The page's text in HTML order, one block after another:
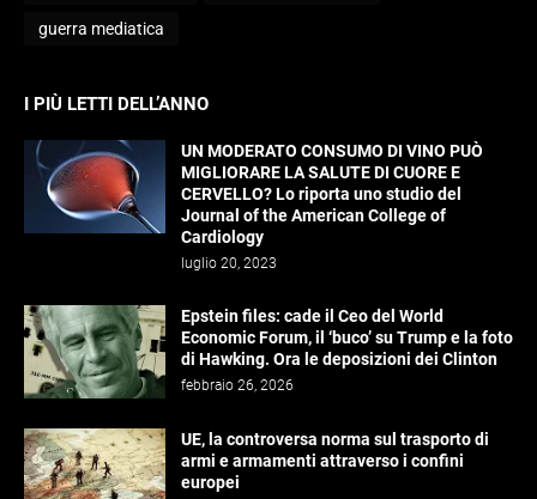
guerra mediatica
I PIÙ LETTI DELL’ANNO
UN MODERATO CONSUMO DI VINO PUÒ
MIGLIORARE LA SALUTE DI CUORE E
CERVELLO? Lo riporta uno studio del
Journal of the American College of
Cardiology
luglio 20, 2023
Epstein files: cade il Ceo del World
Economic Forum, il ‘buco’ su Trump e la foto
di Hawking. Ora le deposizioni dei Clinton
febbraio 26, 2026
UE, la controversa norma sul trasporto di
armi e armamenti attraverso i confini
europei